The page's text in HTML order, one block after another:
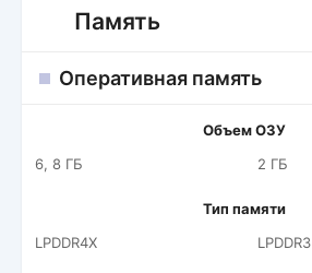
Память
Оперативная память
Объем ОЗУ
6, 8 ГБ
2 ГБ
Тип памяти
LPDDR4X
LPDDR3